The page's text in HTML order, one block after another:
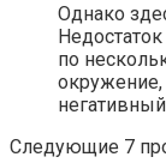
Однако
по
Следующие 7